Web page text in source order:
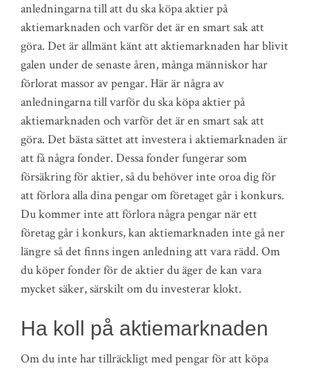
anledningarna till att du ska köpa aktier på
aktiemarknaden och varför det är en smart sak att
göra. Det är allmänt känt att aktiemarknaden har blivit
galen under de senaste åren, många människor har
förlorat massor av pengar. Här är några av
anledningarna till varför du ska köpa aktier på
aktiemarknaden och varför det är en smart sak att
göra. Det bästa sättet att investera i aktiemarknaden är
att få några fonder. Dessa fonder fungerar som
försäkring för aktier, så du behöver inte oroa dig för
att förlora alla dina pengar om företaget går i konkurs.
Du kommer inte att förlora några pengar när ett
företag går i konkurs, kan aktiemarknaden inte gå ner
längre så det finns ingen anledning att vara rädd. Om
du köper fonder för de aktier du äger de kan vara
mycket säker, särskilt om du investerar klokt.
Ha koll på aktiemarknaden
Om du inte har tillräckligt med pengar för att köpa